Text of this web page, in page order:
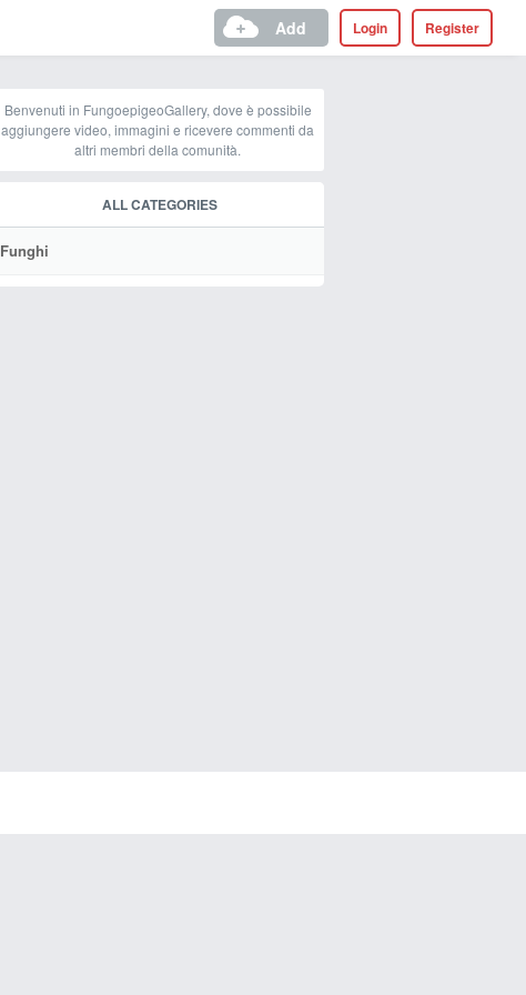
Register
Login
Add
Benvenuti in FungoepigeoGallery, dove è possibile
aggiungere video, immagini e ricevere commenti da
altri membri della comunità.
ALL CATEGORIES
Funghi